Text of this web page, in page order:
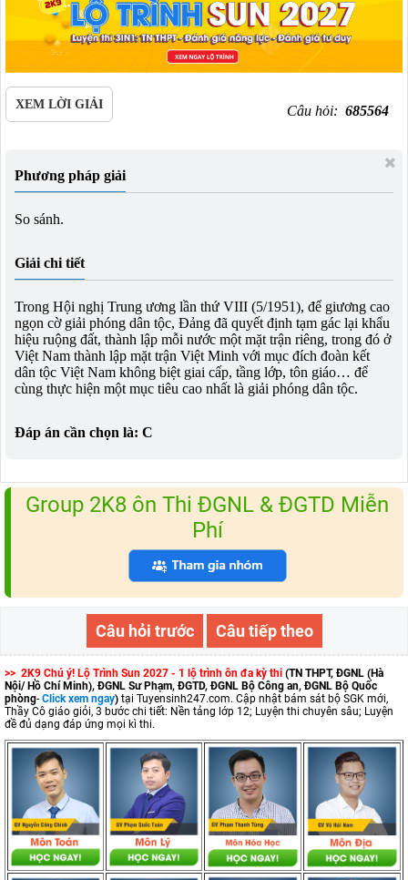
XEM LỜI GIẢI Câu hỏi: 685564
Phương pháp giải
So sánh.
Giải chi tiết
Trong Hội nghị Trung ương lần thứ VIII (5/1951), để giương cao
ngọn cờ giải phóng dân tộc, Đảng đã quyết định tạm gác lại khẩu
hiệu ruộng đất, thành lập mỗi nước một mặt trận riêng, trong đó ở
Việt Nam thành lập mặt trận Việt Minh với mục đích đoàn kết
dân tộc Việt Nam không biệt giai cấp, tầng lớp, tôn giáo… để
cùng thực hiện một mục tiêu cao nhất là giải phóng dân tộc.
Đáp án cần chọn là: C
Group 2K8 ôn Thi ĐGNL & ĐGTD Miễn
Phí
Câu hỏi trước Câu tiếp theo
>> 2K9 Chú ý! Lộ Trình Sun 2027 - 1 lộ trình ôn đa kỳ thi (TN THPT, ĐGNL (Hà
Nội/ Hồ Chí Minh), ĐGNL Sư Phạm, ĐGTD, ĐGNL Bộ Công an, ĐGNL Bộ Quốc
phòng- Click xem ngay) tại Tuyensinh247.com. Cập nhật bám sát bộ SGK mới,
Thầy Cô giáo giỏi, 3 bước chi tiết: Nền tảng lớp 12; Luyện thi chuyên sâu; Luyện
đề đủ dạng đáp ứng mọi kì thi.